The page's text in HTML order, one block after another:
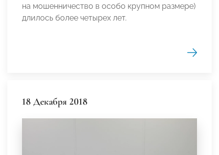
на мошенничество в особо крупном размере)
длилось более четырех лет.
18 Декабря 2018